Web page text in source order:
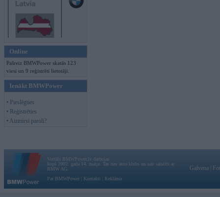
Online
Pašreiz BMWPower skatās 123
viesi un 9 reģistrēti lietotāji.
Ienākt BMWPower
• Pieslēgties
• Reģistrēties
• Aizmirsi paroli?
Vortāls BMWPower.lv darbojas
kopš 2002. gada 14. maija. Tas nav auto klubs un nav saistīts ar
BMW AG.
Par BMWPower
Kontakti Reklāma
Galvena